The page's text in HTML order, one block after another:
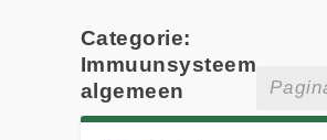
Categorie:
Immuunsysteem
algemeen